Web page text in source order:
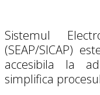
Sistemul
(SEAP/SICAP)
accesibila la
simplifica